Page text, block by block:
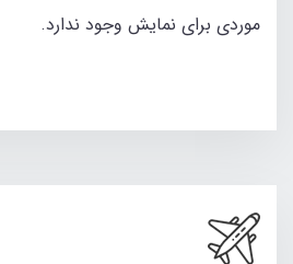
موردی برای نمایش وجود ندارد.